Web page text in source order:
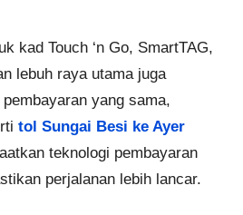
kad Touch ‘n Go, SmartTAG,
lebuh raya utama juga
yang sama,
tol Sungai Besi ke Ayer
teknologi pembayaran
perjalanan lebih lancar.